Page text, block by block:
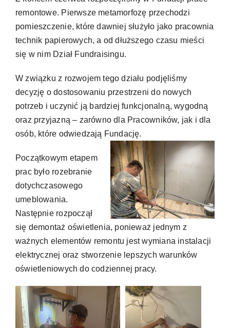
remontowe. Pierwsze metamorfozę przechodzi
pomieszczenie, które dawniej służyło jako pracownia
technik papierowych, a od dłuższego czasu mieści
się w nim Dział Fundraisingu.
W związku z rozwojem tego działu podjęliśmy
decyzję o dostosowaniu przestrzeni do nowych
potrzeb i uczynić ją bardziej funkcjonalną, wygodną
oraz przyjazną – zarówno dla Pracowników, jak i dla
osób, które odwiedzają Fundację.
Początkowym etapem
prac było rozebranie
dotychczasowego
umeblowania.
Następnie rozpoczął
się demontaż oświetlenia, ponieważ jednym z
ważnych elementów remontu jest wymiana instalacji
elektrycznej oraz stworzenie lepszych warunków
oświetleniowych do codziennej pracy.